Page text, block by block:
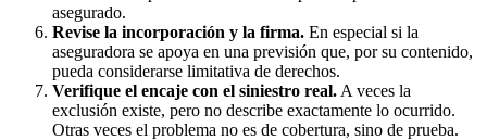
asegurado.
Revise la incorporación y la firma. En especial si la
aseguradora se apoya en una previsión que, por su contenido,
pueda considerarse limitativa de derechos.
Verifique el encaje con el siniestro real. A veces la
exclusión existe, pero no describe exactamente lo ocurrido.
Otras veces el problema no es de cobertura, sino de prueba.